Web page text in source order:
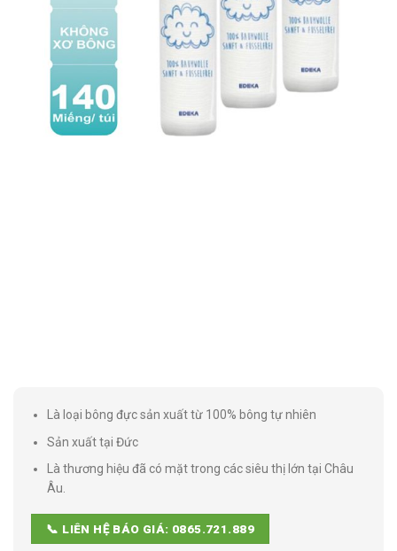
Là loại bông đực sản xuất từ 100% bông tự nhiên
Sản xuất tại Đức
Là thương hiệu đã có mặt trong các siêu thị lớn tại Châu
Âu.
📞 LIÊN HỆ BÁO GIÁ: 0865.721.889